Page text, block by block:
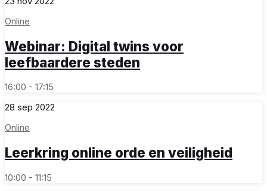
Online
Webinar: Digital twins voor
leefbaardere steden
16:00 - 17:15
28 sep 2022
Online
Leerkring online orde en veiligheid
10:00 - 11:15